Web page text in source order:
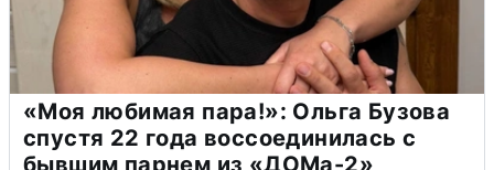
«Моя любимая пара!»: Ольга Бузова
спустя 22 года воссоединилась с
бывшим парнем из «ДОМа-2»